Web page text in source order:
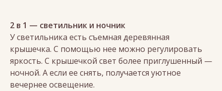
2 в 1 — светильник и ночник
У светильника есть съемная деревянная
крышечка. С помощью нее можно регулировать
яркость. С крышечкой свет более приглушенный —
ночной. А если ее снять, получается уютное
вечернее освещение.